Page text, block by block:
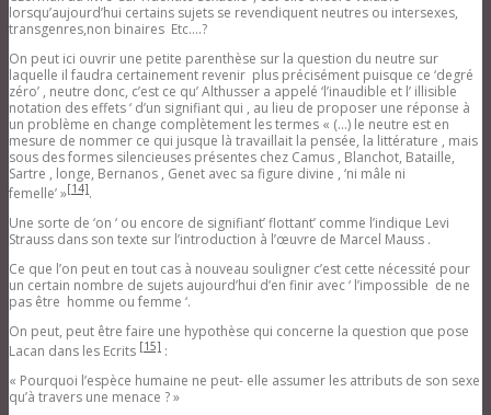
lorsqu’aujourd’hui certains sujets se revendiquent neutres ou intersexes,
transgenres,non binaires Etc….?
On peut ici ouvrir une petite parenthèse sur la question du neutre sur
laquelle il faudra certainement revenir plus précisément puisque ce ‘degré
zéro’ , neutre donc, c’est ce qu’ Althusser a appelé ‘l’inaudible et l’ illisible
notation des effets ‘ d’un signifiant qui , au lieu de proposer une réponse à
un problème en change complètement les termes « (…) le neutre est en
mesure de nommer ce qui jusque là travaillait la pensée, la littérature , mais
sous des formes silencieuses présentes chez Camus , Blanchot, Bataille,
Sartre , longe, Bernanos , Genet avec sa figure divine , ‘ni mâle ni
femelle’ »[14].
Une sorte de ‘on ‘ ou encore de signifiant’ flottant’ comme l’indique Levi
Strauss dans son texte sur l’introduction à l’œuvre de Marcel Mauss .
Ce que l’on peut en tout cas à nouveau souligner c’est cette nécessité pour
un certain nombre de sujets aujourd’hui d’en finir avec ‘ l’impossible de ne
pas être homme ou femme ‘.
On peut, peut être faire une hypothèse qui concerne la question que pose
Lacan dans les Ecrits [15] :
« Pourquoi l’espèce humaine ne peut- elle assumer les attributs de son sexe
qu’à travers une menace ? »